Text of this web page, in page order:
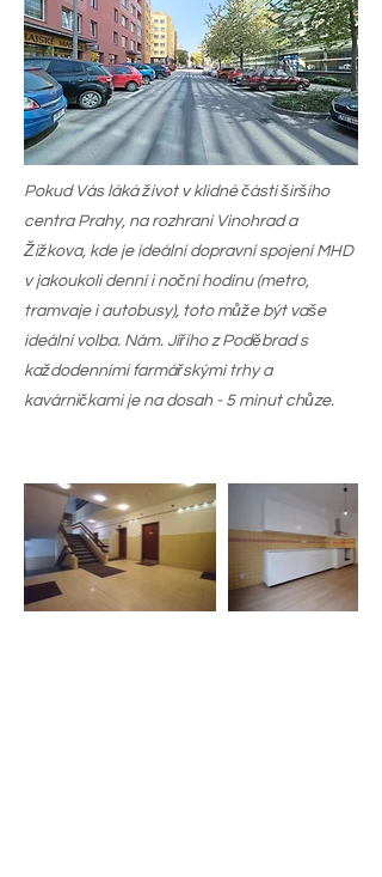
Pokud Vás láká život v klidné části širšího
centra Prahy, na rozhraní Vinohrad a
Žižkova, kde je ideální dopravní spojení MHD
v jakoukoli denní i noční hodinu (metro,
tramvaje i autobusy), toto může být vaše
ideální volba. Nám. Jiřího z Poděbrad s
každodenními farmářskými trhy a
kavárničkami je na dosah - 5 minut chůze.